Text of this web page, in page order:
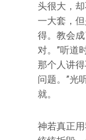
头很大，
一大套，
得。教会
对。”听道
那个人讲
问题。”光
就。
神若真正